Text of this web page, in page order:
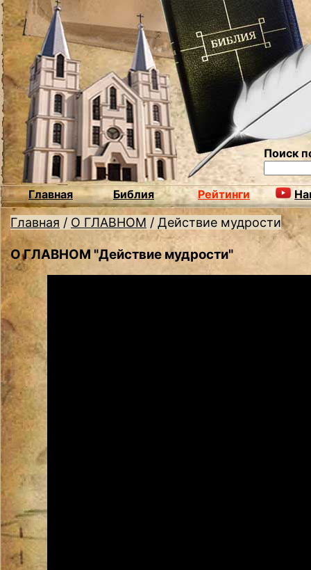
Поиск
Главная Библия Рейтинги
Главная / О ГЛАВНОМ / Действие мудрости
О ГЛАВНОМ "Действие мудрости"